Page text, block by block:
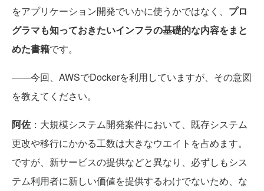
をアプリケーション開発でいかに使うかではなく、 プロ
グラマも知っておきたいインフラの基礎的な内容をまと
めた書籍です。
――今回、AWSでDockerを利用していますが、その意図
を教えてください。
阿佐 ：大規模システム開発案件において、既存システム
更改や移行にかかる工数は大きなウエイトを占めます。
ですが、新サービスの提供などと異なり、必ずしもシス
テム利用者に新しい価値を提供するわけでないため、な